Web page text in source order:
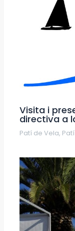
Visita i
directiva a
Patí de Vela,